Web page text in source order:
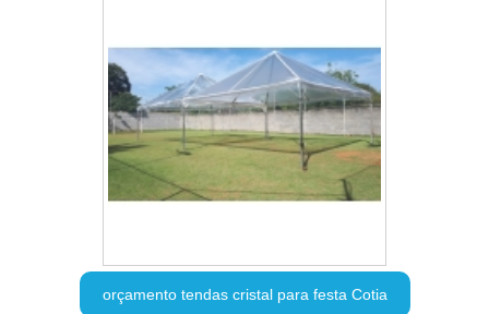
orçamento tendas cristal para festa Cotia